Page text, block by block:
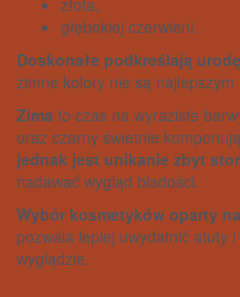
głębokiej czerwieni.
Doskonałe podkreślają
zimne kolory nie są najlepszym
Zima to czas na wyraziste
oraz czarny świetnie
jednak jest unikanie zbyt
nadawać wygląd bladości.
Wybór kosmetyków oparty
pozwala lepiej uwydatnić atuty
wyglądzie.